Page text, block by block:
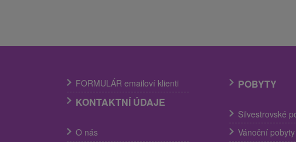
FORMULÁR emailoví klienti
KONTAKTNÍ ÚDAJE
O nás
POBYTY
Silvestrovské
Vánoční pobyty